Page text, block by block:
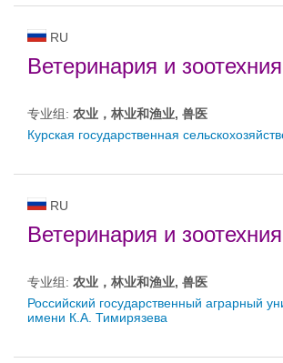
RU
Ветеринария и зоотехния
专业组: 农业，林业和渔业, 兽医
Курская государственная
RU
Ветеринария и зоотехния
专业组: 农业，林业和渔业, 兽医
Российский государственный аграрный
имени К.А. Тимирязева